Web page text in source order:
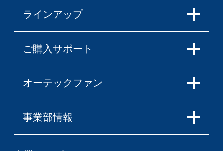
ラインアップ
ご購入サポート
オーテックファン
事業部情報